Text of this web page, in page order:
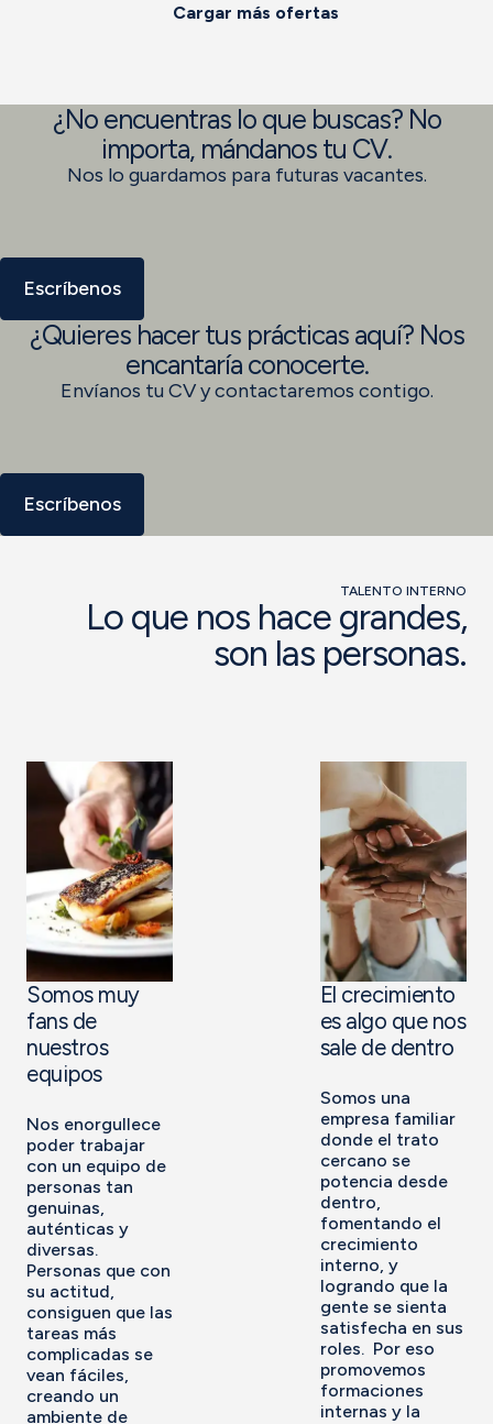
Cargar más ofertas
¿No encuentras lo que buscas? No
importa, mándanos tu CV.
Nos lo guardamos para futuras vacantes.
Escríbenos
¿Quieres hacer tus prácticas aquí? Nos
encantaría conocerte.
Envíanos tu CV y contactaremos contigo.
Escríbenos
TALENTO INTERNO
Lo que nos hace grandes,
son las personas.
Somos muy
fans de
nuestros
equipos
Nos enorgullece
poder trabajar
con un equipo de
personas tan
genuinas,
auténticas y
diversas.
Personas que con
su actitud,
consiguen que las
tareas más
complicadas se
vean fáciles,
creando un
ambiente de
El crecimiento
es algo que nos
sale de dentro
Somos una
empresa familiar
donde el trato
cercano se
potencia desde
dentro,
fomentando el
crecimiento
interno, y
logrando que la
gente se sienta
satisfecha en sus
roles. ​ Por eso
promovemos
formaciones
internas y la